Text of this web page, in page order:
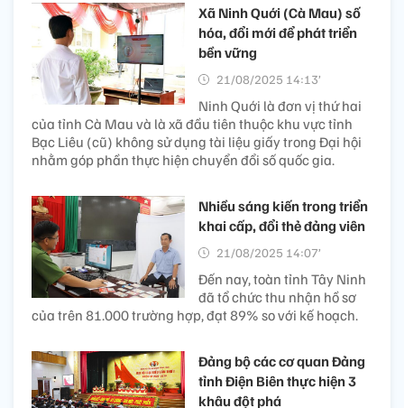
Xã Ninh Quới (Cà Mau) số
hóa, đổi mới để phát triển
bền vững
21/08/2025 14:13’
Ninh Quới là đơn vị thứ hai
của tỉnh Cà Mau và là xã đầu tiên thuộc khu vực tỉnh
Bạc Liêu (cũ) không sử dụng tài liệu giấy trong Đại hội
nhằm góp phần thực hiện chuyển đổi số quốc gia.
Nhiều sáng kiến trong triển
khai cấp, đổi thẻ đảng viên
21/08/2025 14:07’
Đến nay, toàn tỉnh Tây Ninh
đã tổ chức thu nhận hồ sơ
của trên 81.000 trường hợp, đạt 89% so với kế hoạch.
Đảng bộ các cơ quan Đảng
tỉnh Điện Biên thực hiện 3
khâu đột phá